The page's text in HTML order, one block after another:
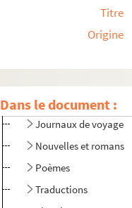
Titre
Origine
Dans le document :
Productions littéraires
Essais
Journaux de voyage
Nouvelles et romans
Poèmes
Traductions